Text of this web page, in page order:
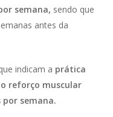
semana, sendo que
antes da
indicam a prática
reforço muscular
por semana.